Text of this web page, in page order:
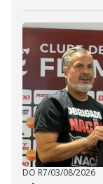
DO R7/03/08/2026